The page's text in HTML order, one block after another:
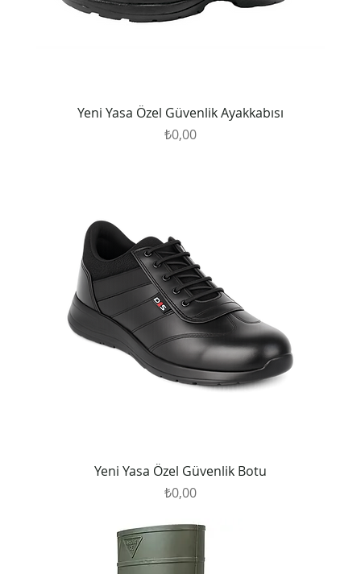
Yeni Yasa Özel Güvenlik Ayakkabısı
Fiyat
₺0,00
Yeni Yasa Özel Güvenlik Botu
Fiyat
₺0,00